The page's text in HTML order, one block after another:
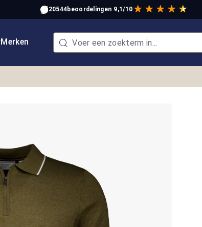
20544beoordelingen 9,1/10
Merken